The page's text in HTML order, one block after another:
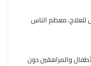
للعلاج، معظم الناس
والمراهقين دون